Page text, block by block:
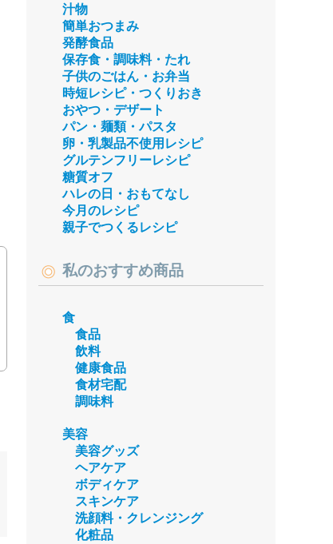
汁物
簡単おつまみ
発酵食品
保存食・調味料・たれ
子供のごはん・お弁当
時短レシピ・つくりおき
おやつ・デザート
パン・麺類・パスタ
卵・乳製品不使用レシピ
グルテンフリーレシピ
糖質オフ
ハレの日・おもてなし
今月のレシピ
親子でつくるレシピ
私のおすすめ商品
食
食品
飲料
健康食品
食材宅配
調味料
美容
美容グッズ
ヘアケア
ボディケア
スキンケア
洗顔料・クレンジング
化粧品